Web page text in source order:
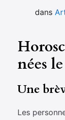
dans
nées
Une
Les